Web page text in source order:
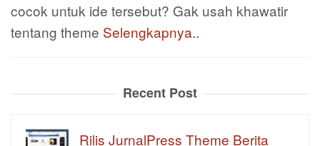
cocok untuk ide tersebut? Gak usah khawatir
tentang theme Selengkapnya..
Recent Post
Rilis JurnalPress Theme Berita